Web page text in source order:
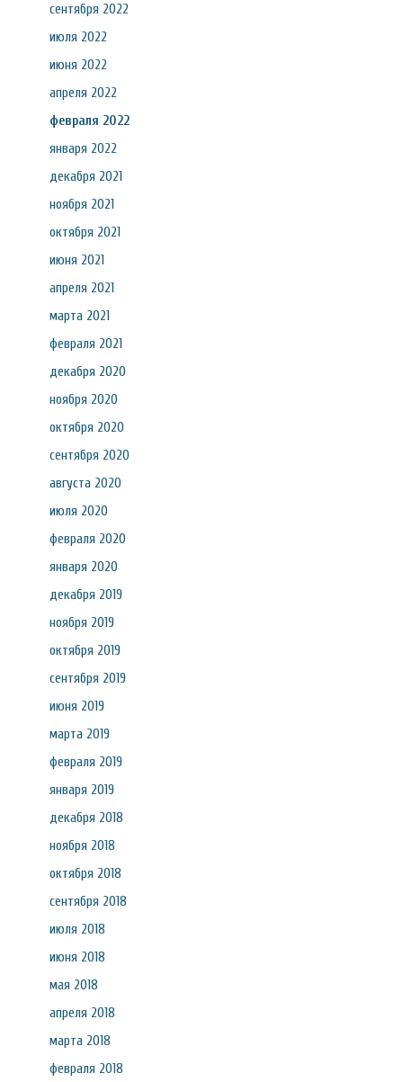
сентября 2022
июля 2022
июня 2022
апреля 2022
февраля 2022
января 2022
декабря 2021
ноября 2021
октября 2021
июня 2021
апреля 2021
марта 2021
февраля 2021
декабря 2020
ноября 2020
октября 2020
сентября 2020
августа 2020
июля 2020
февраля 2020
января 2020
декабря 2019
ноября 2019
октября 2019
сентября 2019
июня 2019
марта 2019
февраля 2019
января 2019
декабря 2018
ноября 2018
октября 2018
сентября 2018
июля 2018
июня 2018
мая 2018
апреля 2018
марта 2018
февраля 2018